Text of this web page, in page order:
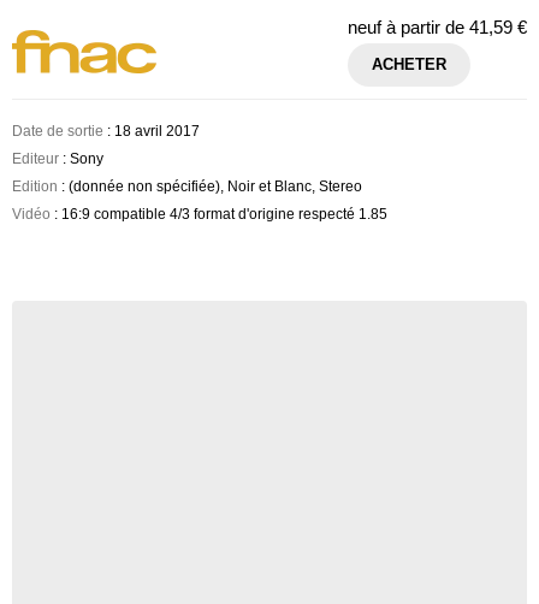
neuf à partir de 41,59 €
ACHETER
Date de sortie : 18 avril 2017
Editeur : Sony
Edition : (donnée non spécifiée), Noir et Blanc, Stereo
Vidéo : 16:9 compatible 4/3 format d'origine respecté 1.85